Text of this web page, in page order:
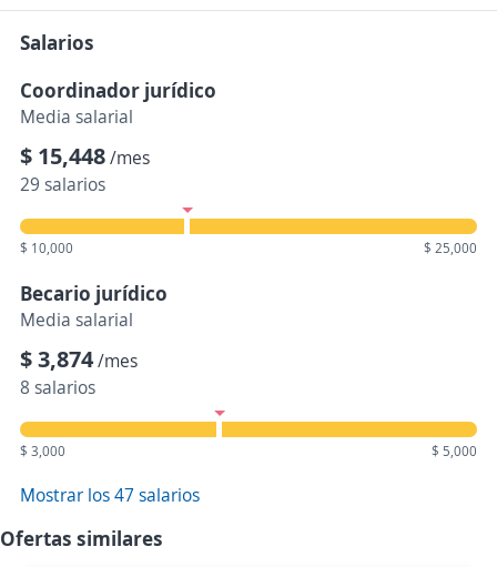
Salarios
Coordinador jurídico
Media salarial
$ 15,448/mes
29 salarios
$ 10,000 $ 25,000
Becario jurídico
Media salarial
$ 3,874/mes
8 salarios
$ 3,000 $ 5,000
Mostrar los 47 salarios
Ofertas similares